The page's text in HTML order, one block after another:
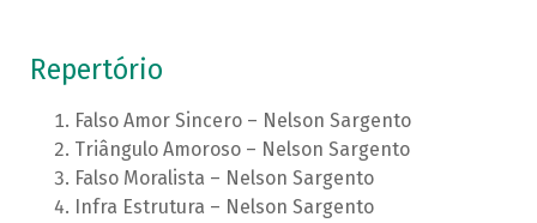
Repertório
Falso Amor Sincero – Nelson Sargento
Triângulo Amoroso – Nelson Sargento
Falso Moralista – Nelson Sargento
Infra Estrutura – Nelson Sargento